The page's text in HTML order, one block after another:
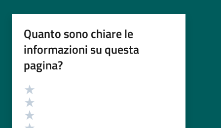
Quanto sono chiare le
informazioni su questa
pagina?
Valutazione